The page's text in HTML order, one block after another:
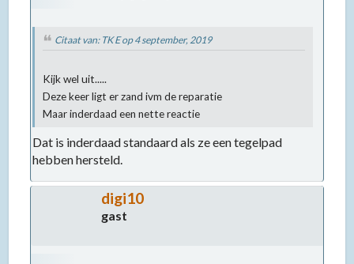
Citaat van: TK E op4 september, 2019
Kijk wel uit.....
Deze keer ligt er zand ivm de reparatie
Maar inderdaad een nette reactie
Dat is inderdaad standaard als ze een tegelpad
hebben hersteld.
digi10
gast